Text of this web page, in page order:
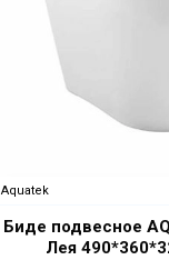
Aquatek
Биде подвесное
Лея